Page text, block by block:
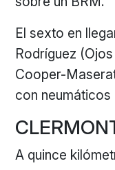
El sexto en
Rodríguez
Cooper-
con neumáticos
A quince